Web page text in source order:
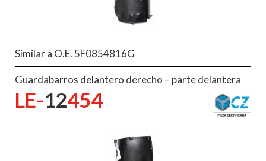
Similar a O.E. 5F0854816G
Guardabarros delantero derecho – parte delantera
LE-12454